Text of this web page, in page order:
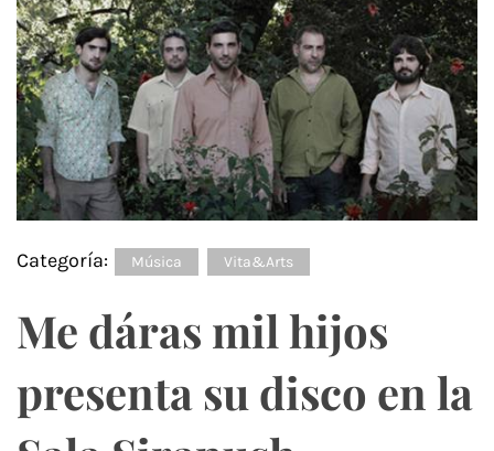
Categoría: Música Vita&Arts
Me dáras mil hijos
presenta su disco en la